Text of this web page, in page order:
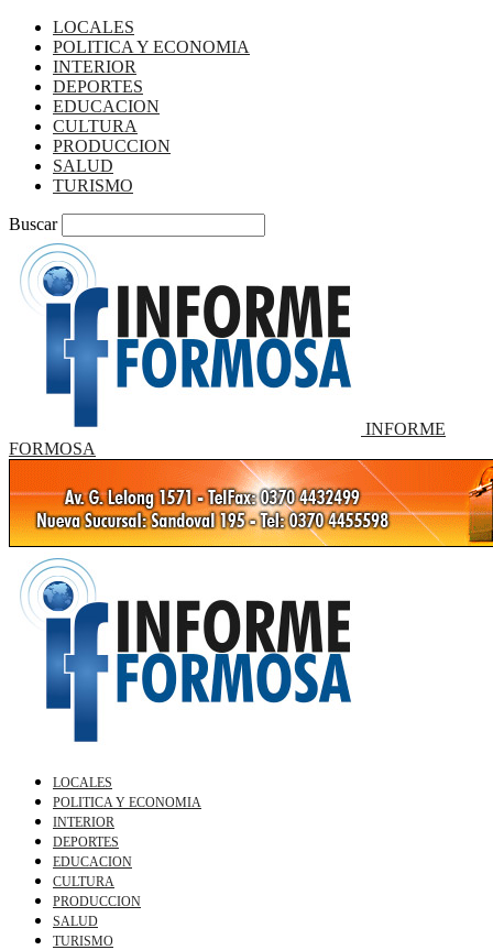
LOCALES
POLITICA Y ECONOMIA
INTERIOR
DEPORTES
EDUCACION
CULTURA
PRODUCCION
SALUD
TURISMO
Buscar
INFORME
FORMOSA
LOCALES
POLITICA Y ECONOMIA
INTERIOR
DEPORTES
EDUCACION
CULTURA
PRODUCCION
SALUD
TURISMO